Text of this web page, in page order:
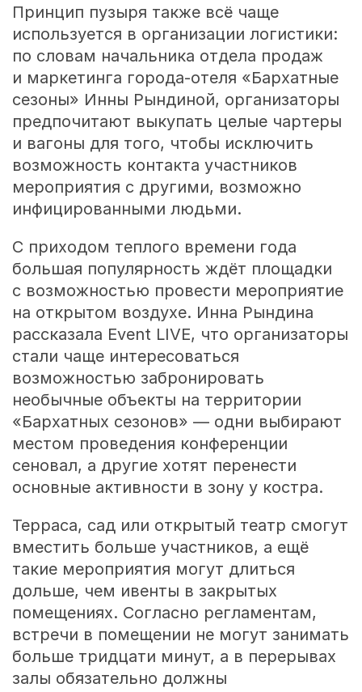
Принцип пузыря также всё чаще
используется в организации логистики:
по словам начальника отдела продаж
и маркетинга города-отеля «Бархатные
сезоны» Инны Рындиной, организаторы
предпочитают выкупать целые чартеры
и вагоны для того, чтобы исключить
возможность контакта участников
мероприятия с другими, возможно
инфицированными людьми.
С приходом теплого времени года
большая популярность ждёт площадки
с возможностью провести мероприятие
на открытом воздухе. Инна Рындина
рассказала Event LIVE, что организаторы
стали чаще интересоваться
возможностью забронировать
необычные объекты на территории
«Бархатных сезонов» — одни выбирают
местом проведения конференции
сеновал, а другие хотят перенести
основные активности в зону у костра.
Терраса, сад или открытый театр смогут
вместить больше участников, а ещё
такие мероприятия могут длиться
дольше, чем ивенты в закрытых
помещениях. Согласно регламентам,
встречи в помещении не могут занимать
больше тридцати минут, а в перерывах
залы обязательно должны